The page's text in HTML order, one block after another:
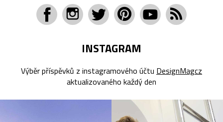
INSTAGRAM
Výběr příspěvků z instagramového účtu DesignMagcz
aktualizovaného každý den